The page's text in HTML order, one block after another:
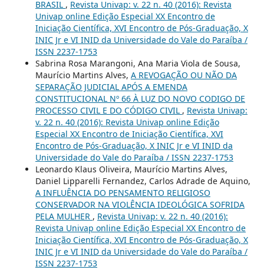
BRASIL , Revista Univap: v. 22 n. 40 (2016): Revista
Univap online Edição Especial XX Encontro de
Iniciação Científica, XVI Encontro de Pós-Graduação, X
INIC Jr e VI INID da Universidade do Vale do Paraíba /
ISSN 2237-1753
Sabrina Rosa Marangoni, Ana Maria Viola de Sousa,
Maurício Martins Alves, A REVOGAÇÃO OU NÃO DA
SEPARAÇÃO JUDICIAL APÓS A EMENDA
CONSTITUCIONAL Nº 66 À LUZ DO NOVO CODIGO DE
PROCESSO CIVIL E DO CÓDIGO CIVIL , Revista Univap:
v. 22 n. 40 (2016): Revista Univap online Edição
Especial XX Encontro de Iniciação Científica, XVI
Encontro de Pós-Graduação, X INIC Jr e VI INID da
Universidade do Vale do Paraíba / ISSN 2237-1753
Leonardo Klaus Oliveira, Maurício Martins Alves,
Daniel Lipparelli Fernandez, Carlos Adrade de Aquino,
A INFLUÊNCIA DO PENSAMENTO RELIGIOSO
CONSERVADOR NA VIOLÊNCIA IDEOLÓGICA SOFRIDA
PELA MULHER , Revista Univap: v. 22 n. 40 (2016):
Revista Univap online Edição Especial XX Encontro de
Iniciação Científica, XVI Encontro de Pós-Graduação, X
INIC Jr e VI INID da Universidade do Vale do Paraíba /
ISSN 2237-1753